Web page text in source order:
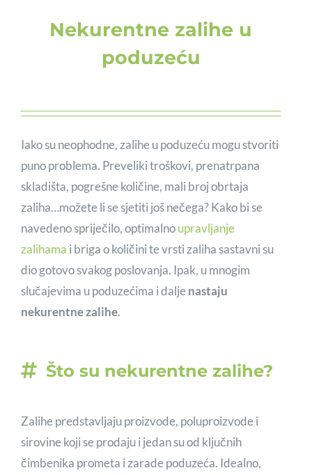
Nekurentne zalihe u
poduzeću
Iako su neophodne, zalihe u poduzeću mogu stvoriti
puno problema. Preveliki troškovi, prenatrpana
skladišta, pogrešne količine, mali broj obrtaja
zaliha…možete li se sjetiti još nečega? Kako bi se
navedeno spriječilo, optimalnoupravljanje
zalihama i briga o količini te vrsti zaliha sastavni su
dio gotovo svakog poslovanja. Ipak, u mnogim
slučajevima u poduzećima i daljenastaju
nekurentne zalihe.
Što su nekurentne zalihe?
Zalihe predstavljaju proizvode, poluproizvode i
sirovine koji se prodaju i jedan su od ključnih
čimbenika prometa i zarade poduzeća. Idealno,